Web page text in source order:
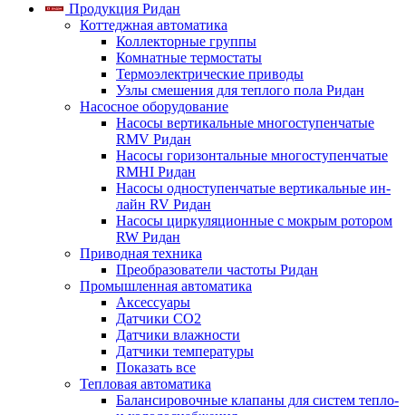
Продукция Ридан
Коттеджная автоматика
Коллекторные группы
Комнатные термостаты
Термоэлектрические приводы
Узлы смешения для теплого пола Ридан
Насосное оборудование
Насосы вертикальные многоступенчатые
RMV Ридан
Насосы горизонтальные многоступенчатые
RMHI Ридан
Насосы одноступенчатые вертикальные ин-
лайн RV Ридан
Насосы циркуляционные с мокрым ротором
RW Ридан
Приводная техника
Преобразователи частоты Ридан
Промышленная автоматика
Аксессуары
Датчики CO2
Датчики влажности
Датчики температуры
Показать все
Тепловая автоматика
Балансировочные клапаны для систем тепло-